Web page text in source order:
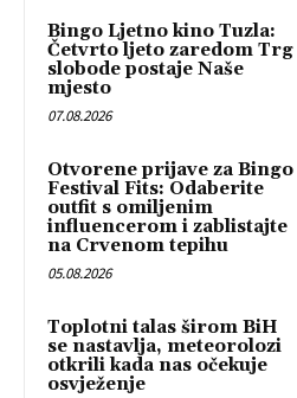
Bingo Ljetno kino Tuzla:
Četvrto ljeto zaredom Trg
slobode postaje Naše
mjesto
07.08.2026
Otvorene prijave za Bingo
Festival Fits: Odaberite
outfit s omiljenim
influencerom i zablistajte
na Crvenom tepihu
05.08.2026
Toplotni talas širom BiH
se nastavlja, meteorolozi
otkrili kada nas očekuje
osvježenje